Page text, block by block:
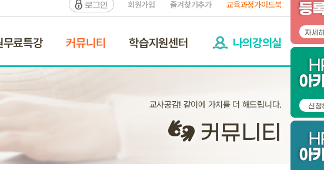
로그인 회원가입 즐겨찾기추가 교육과정가이드북
무료특강 커뮤니티 학습지원센터 나의강의실
교사공감! 같이에 가치를 더 해드립니다.
커뮤니티
자세
신청